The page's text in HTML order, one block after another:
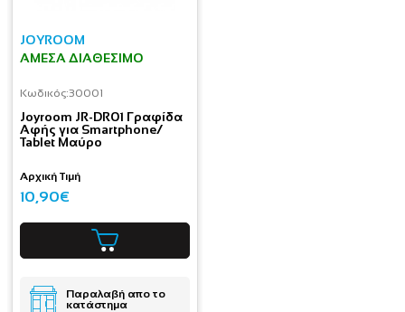
JOYROOM
ΆΜΕΣΑ ΔΙΑΘΈΣΙΜΟ
Κωδικός:30001
Joyroom JR-DR01 Γραφίδα
Αφής για Smartphone/
Tablet Μαύρο
Αρχική Τιμή
10,90€
Παραλαβή απο το
κατάστημα